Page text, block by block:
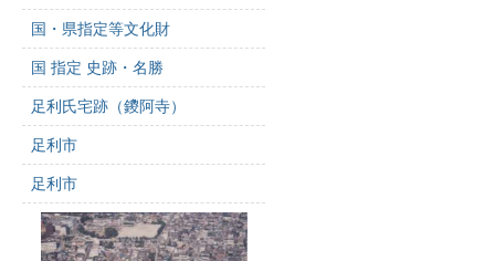
国・県指定等文化財
国 指定 史跡・名勝
足利氏宅跡（鑁阿寺）
足利市
足利市